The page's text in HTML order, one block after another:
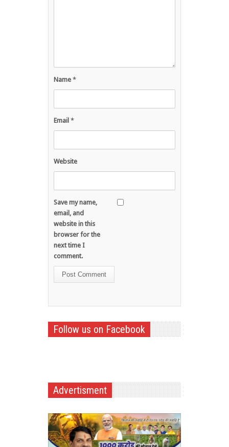
Name *
Email *
Website
Save my name,
email, and
website in this
browser for the
next time I
comment.
Follow us on Facebook
Advertisment